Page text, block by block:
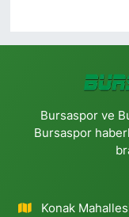
Bursaspor ve
Bursaspor
Konak